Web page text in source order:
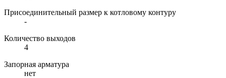
Присоединительный размер к котловому контуру
-
Количество выходов
4
Запорная арматура
нет